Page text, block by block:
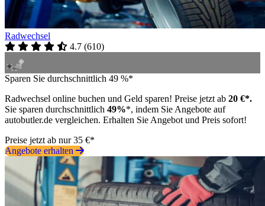
Radwechsel
4.7 (610)
Sparen Sie durchschnittlich 49 %*
Radwechsel online buchen und Geld sparen! Preise jetzt ab 20 €*.
Sie sparen durchschnittlich 49%*, indem Sie Angebote auf
autobutler.de vergleichen. Erhalten Sie Angebot und Preis sofort!
Preise jetzt ab nur 35 €*
Angebote erhalten